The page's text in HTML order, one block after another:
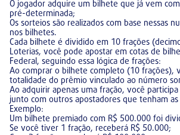
O jogador adquire um bilhete que já vem
pré-determinada;
Os sorteios são realizados com base nessas
nos bilhetes.
Cada bilhete é dividido em 10 frações
Loterias, você pode apostar em cotas de
Federal, seguindo essa lógica de frações:
Ao comprar o bilhete completo (10 frações),
totalidade do prêmio vinculado ao número
Ao adquirir apenas uma fração, você
junto com outros apostadores que tenham
Exemplo:
Um bilhete premiado com R$ 500.000 foi
Se você tiver 1 fração, receberá R$ 50.000;